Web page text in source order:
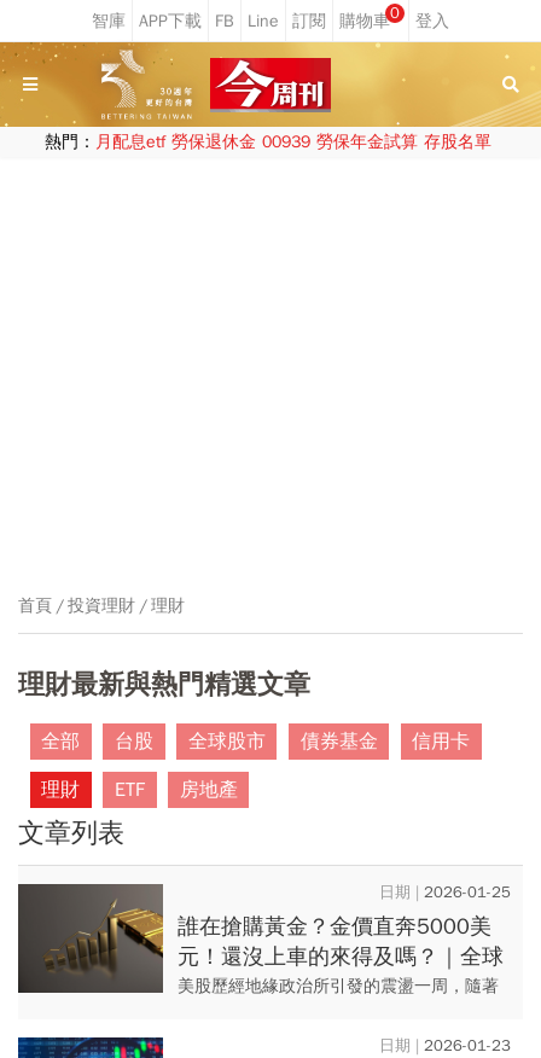
0
熱門： 月配息etf 勞保退休金 00939 勞保年金試算 存股名單
首頁 投資理財 理財
理財最新與熱門精選文章
全部 台股 全球股市 債券基金
信用卡
理財
ETF 房地產
文章列表
2026-01-25
誰在搶購黃金？金價直奔5000美
元！還沒上車的來得及嗎？｜全球
瞭望
美股歷經地緣政治所引發的震盪一周，隨著
市場焦點如今重回基本面。未來一周，華爾
2026-01-23